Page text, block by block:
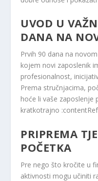
UVOD U
DANA NA
Prvih 90 dana na
kojem novi zaposlenik
profesionalnost,
Prema stručnjacima,
hoće li vaše zaposlenje
kratkotrajno
PRIPREMA
POČETKA
Pre nego što kročite u
aktivnosti mogu učiniti